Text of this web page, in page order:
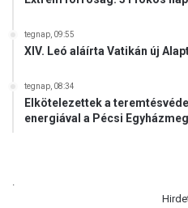
tegnap, 09:55
XIV. Leó aláírta Vatikán új
tegnap, 08:34
Elkötelezettek a
energiával a Pécsi